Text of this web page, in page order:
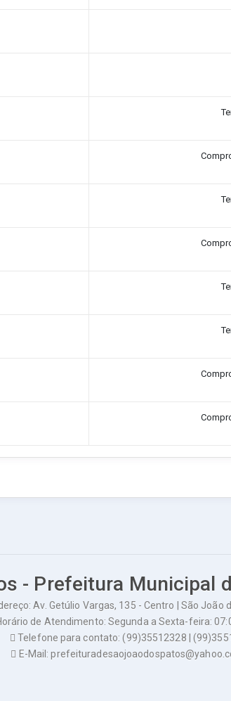
- Prefeitura Municipal
Av. Getúlio Vargas, 135 - Centro | São João
de Atendimento: Segunda a Sexta-feira:
Telefone para contato: (99)35512328 |
E-Mail: